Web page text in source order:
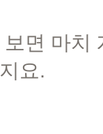
면 마치
요.